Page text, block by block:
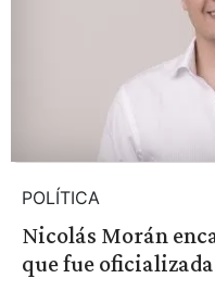
POLÍTICA
Nicolás Morán
que fue oficializada